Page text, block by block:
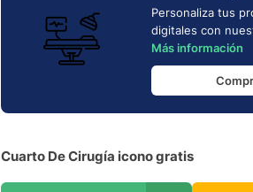
Personaliza tus
digitales con
Más información
Cuarto De Cirugía icono gratis